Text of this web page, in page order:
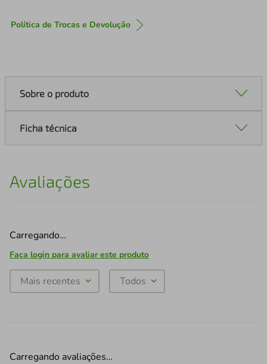
Política de Trocas e Devolução
Sobre o produto
Ficha técnica
Avaliações
Carregando…
Faça login para avaliar este produto
Mais recentes Todos
Carregando avaliações…